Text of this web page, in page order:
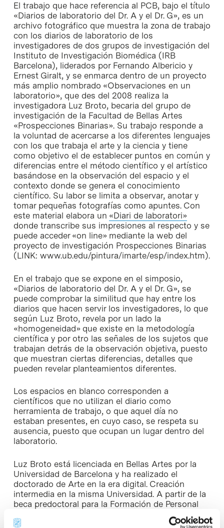
El trabajo que hace referencia al PCB, bajo el título
«Diarios de laboratorio del Dr. A y el Dr. G», es un
archivo fotográfico que muestra la zona de trabajo
con los diarios de laboratorio de los
investigadores de dos grupos de investigación del
Instituto de Investigación Biomédica (IRB
Barcelona), liderados por Fernando Albericio y
Ernest Giralt, y se enmarca dentro de un proyecto
más amplio nombrado «Observaciones en un
laboratorio», que des del 2008 realiza la
investigadora Luz Broto, becaria del grupo de
investigación de la Facultad de Bellas Artes
«Prospecciones Binarias». Su trabajo responde a
la voluntad de acercarse a los diferentes lenguajes
con los que trabaja el arte y la ciencia y tiene
como objetivo el de establecer puntos en común y
diferencias entre el método científico y el artístico
basándose en la observación del espacio y el
contexto donde se genera el conocimiento
científico. Su labor se limita a observar, anotar y
tomar pequeñas fotografías como apuntes. Con
este material elabora un «Diari de laboratori»
donde transcribe sus impresiones al respecto y se
puede acceder «on line» mediante la web del
proyecto de investigación Prospecciones Binarias
(LINK: www.ub.edu/pintura/imarte/esp/index.htm).
En el trabajo que se expone en el simposio,
«Diarios de laboratorio del Dr. A y el Dr. G», se
puede comprobar la similitud que hay entre los
diarios que hacen servir los investigadores, lo que
según Luz Broto, revela por un lado la
«homogeneidad» que existe en la metodología
científica y por otro las señales de los sujetos que
trabajan detrás de la observación objetiva, puesto
que muestran ciertas diferencias, detalles que
pueden revelar planteamientos diferentes.
Los espacios en blanco corresponden a
científicos que no utilizan el diario como
herramienta de trabajo, o que aquel día no
estaban presentes, en cuyo caso, se respeta su
ausencia, puesto que ocupan un lugar dentro del
laboratorio.
Luz Broto está licenciada en Bellas Artes por la
Universidad de Barcelona y ha realizado el
doctorado de Arte en la era digital. Creación
intermedia en la misma Universidad. A partir de la
beca predoctoral para la Formación de Personal
investigación sobre el estudio y la